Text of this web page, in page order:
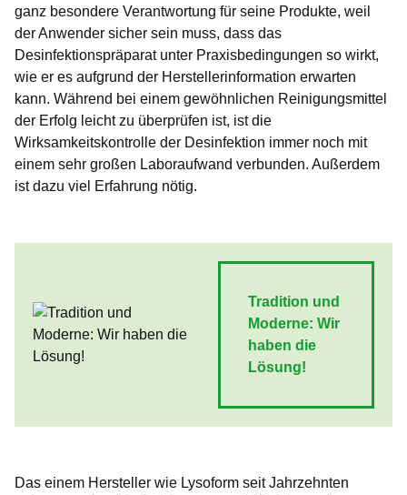
ganz besondere Verantwortung für seine Produkte, weil
der Anwender sicher sein muss, dass das
Desinfektionspräparat unter Praxisbedingungen so wirkt,
wie er es aufgrund der Herstellerinformation erwarten
kann. Während bei einem gewöhnlichen Reinigungsmittel
der Erfolg leicht zu überprüfen ist, ist die
Wirksamkeitskontrolle der Desinfektion immer noch mit
einem sehr großen Laboraufwand verbunden. Außerdem
ist dazu viel Erfahrung nötig.
Tradition und
Moderne: Wir
haben die
Lösung!
Das einem Hersteller wie Lysoform seit Jahrzehnten